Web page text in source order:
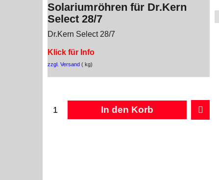
Solariumröhren für Dr.Kern
Select 28/7
Dr.Kern Select 28/7
Klick für Info
zzgl. Versand kg
In den Korb